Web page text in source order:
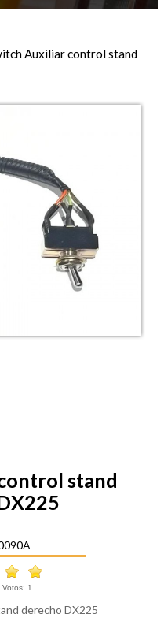
Auxiliar control stand
stand
Votos: 1
derecho DX225